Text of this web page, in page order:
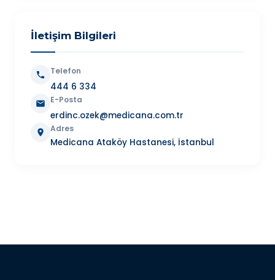
İletişim Bilgileri
Telefon
444 6 334
E-Posta
erdinc.ozek@medicana.com.tr
Adres
Medicana Ataköy Hastanesi, İstanbul